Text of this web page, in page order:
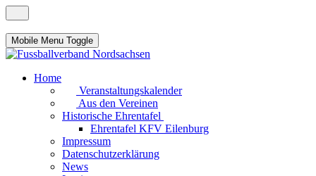
Mobile Menu Toggle
Home
Veranstaltungskalender
Aus den Vereinen
Historische Ehrentafel
Ehrentafel KFV Eilenburg
Impressum
Datenschutzerklärung
News